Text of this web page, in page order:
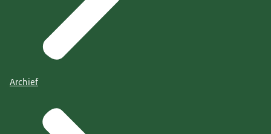
Archief